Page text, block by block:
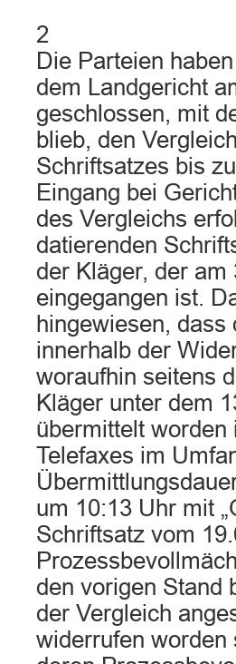
2
Die Parteien
dem Landgericht
geschlossen, mit
blieb, den
Schriftsatzes bis
Eingang bei
des Vergleichs
datierenden
der Kläger, der
eingegangen ist.
hingewiesen,
innerhalb der
woraufhin seitens
Kläger unter dem
übermittelt worden
Telefaxes im
um 10:13 Uhr mit
Schriftsatz vom
den vorigen Stand
der Vergleich
widerrufen worden